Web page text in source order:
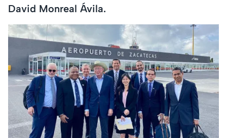
David Monreal Ávila.